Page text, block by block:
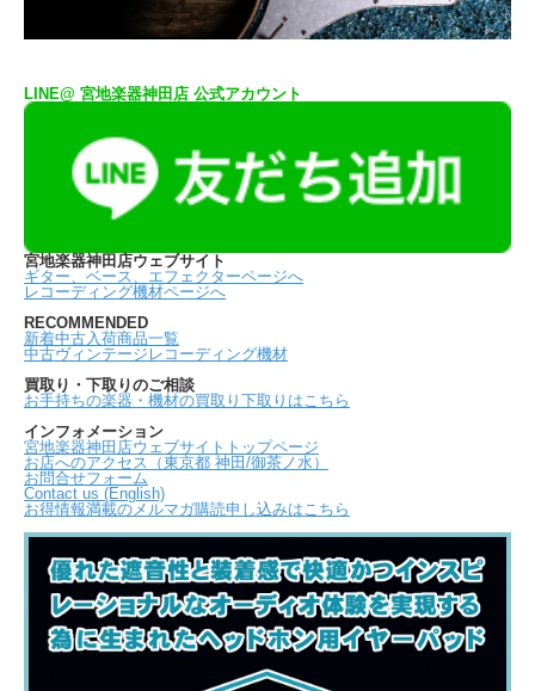
LINE@ 宮地楽器神田店 公式アカウント
宮地楽器神田店ウェブサイト
ギター、ベース、エフェクターページへ
レコーディング機材ページへ
RECOMMENDED
新着中古入荷商品一覧
中古ヴィンテージレコーディング機材
買取り・下取りのご相談
お手持ちの楽器・機材の買取り下取りはこちら
インフォメーション
宮地楽器神田店ウェブサイトトップページ
お店へのアクセス（東京都 神田/御茶ノ水）
お問合せフォーム
Contact us (English)
お得情報満載のメルマガ購読申し込みはこちら